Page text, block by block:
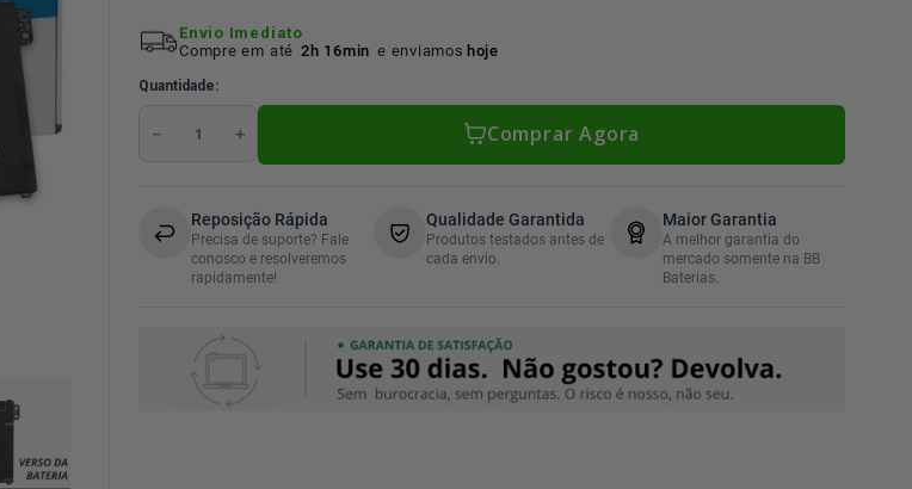
Envio Imediato
Compre em até 2h 16min e enviamos hoje
Quantidade
＋
－ Comprar Agora
Reposição Rápida
Precisa de suporte? Fale
conosco e resolveremos
rapidamente!
Qualidade Garantida
Produtos testados antes de
cada envio.
Maior Garantia
A melhor garantia do
mercado somente na BB
Baterias.